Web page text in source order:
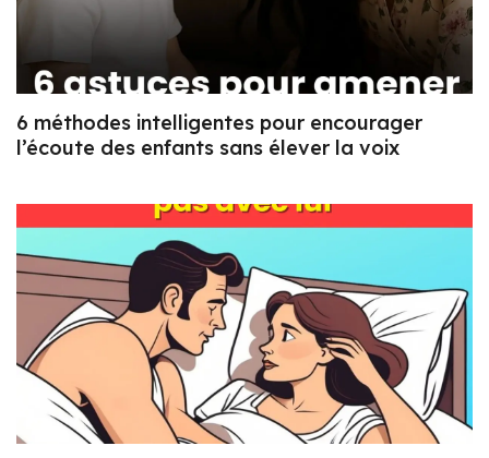
6 méthodes intelligentes pour encourager
l’écoute des enfants sans élever la voix